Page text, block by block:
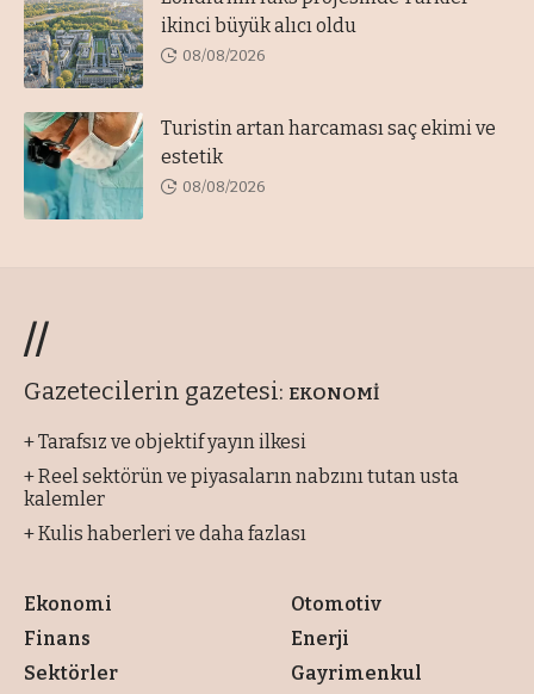
ikinci büyük alıcı oldu
08/08/2026
Turistin artan harcaması saç ekimi ve
estetik
08/08/2026
//
Gazetecilerin gazetesi: EKONOMİ
+ Tarafsız ve objektif yayın ilkesi
+ Reel sektörün ve piyasaların nabzını tutan usta
kalemler
+ Kulis haberleri ve daha fazlası
Ekonomi
Finans
Sektörler
Otomotiv
Enerji
Gayrimenkul